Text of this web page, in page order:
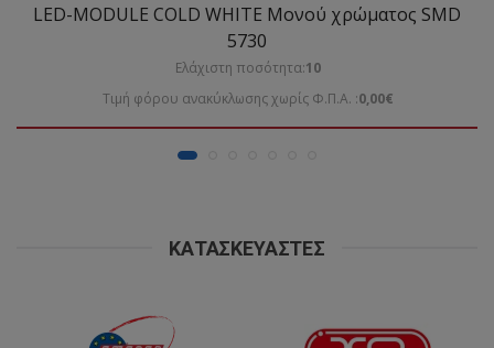
LED-MODULE COLD WHITE Mονού χρώματος SMD
5730
Ελάχιστη ποσότητα:10
Τιμή φόρου ανακύκλωσης χωρίς Φ.Π.Α. :0,00€
ΚΑΤΑΣΚΕΥΑΣΤΈΣ